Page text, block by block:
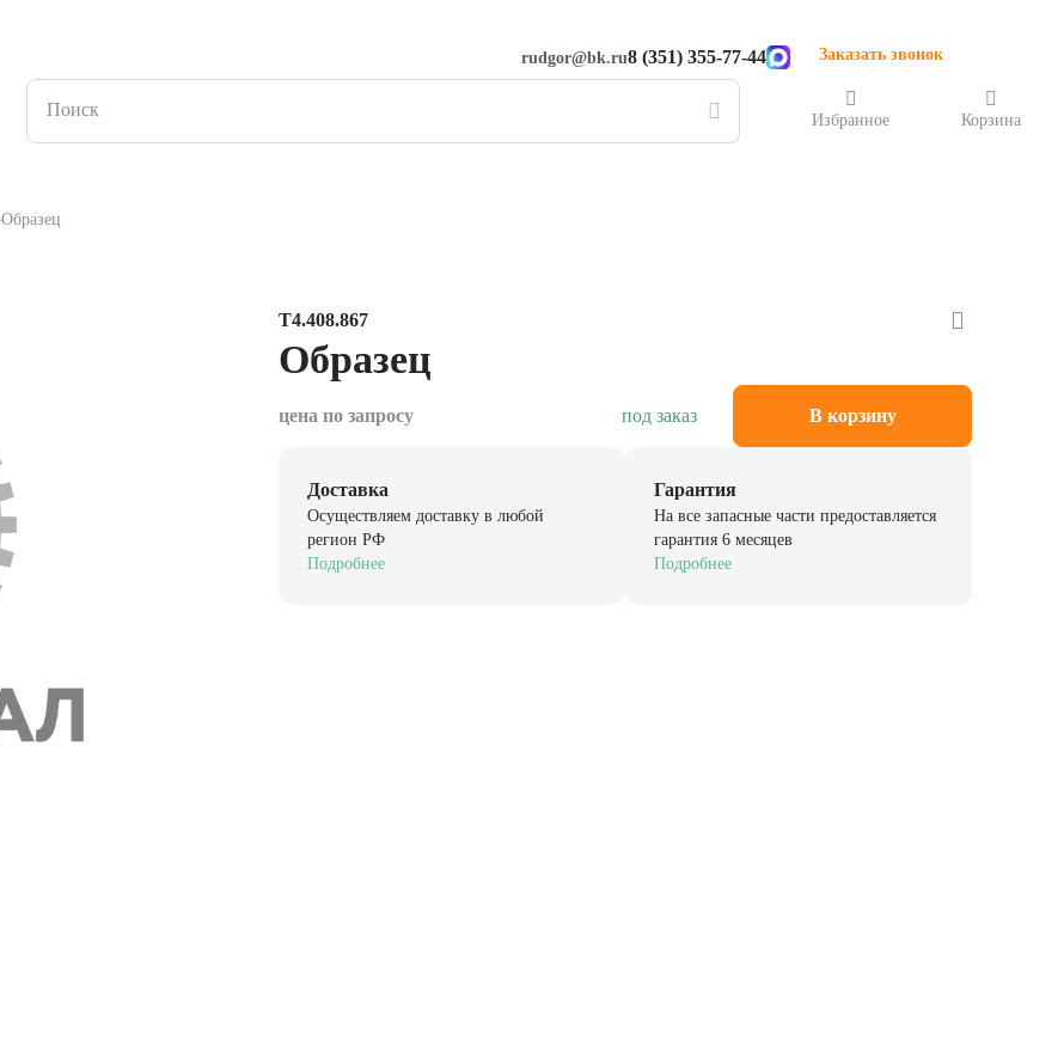
rudgor@bk.ru8 (351) 355-77-44 Заказать звонок
Избранное Корзина
Образец
Т4.408.867
Образец
цена по запросу под заказ В корзину
Доставка
Осуществляем доставку в любой
регион РФ
Подробнее
Гарантия
На все запасные части предоставляется
гарантия 6 месяцев
Подробнее